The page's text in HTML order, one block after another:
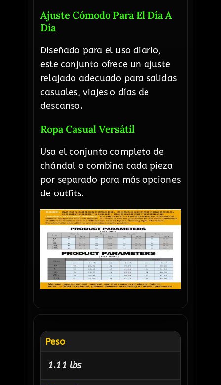
Ajuste Cómodo Para El Día A
Día
Diseñado para el uso diario,
este conjunto ofrece un ajuste
relajado adecuado para salidas
casuales, viajes o días de
descanso.
Ropa Casual Versátil
Usa el conjunto completo de
chándal o combina cada pieza
por separado para más opciones
de outfits.
Peso
1.11 lbs